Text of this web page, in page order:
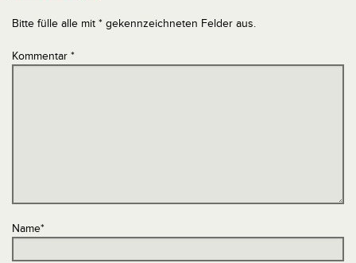
Bitte fülle alle mit * gekennzeichneten Felder aus.
Kommentar *
Name*